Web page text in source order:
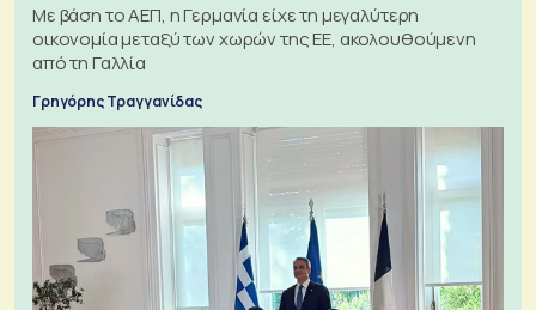
Με βάση το ΑΕΠ, η Γερμανία είχε τη μεγαλύτερη
οικονομία μεταξύ των χωρών της ΕΕ, ακολουθούμενη
από τη Γαλλία
Γρηγόρης Τραγγανίδας